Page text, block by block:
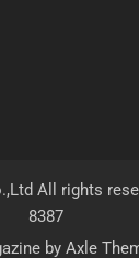
All rights
8387
by Axle